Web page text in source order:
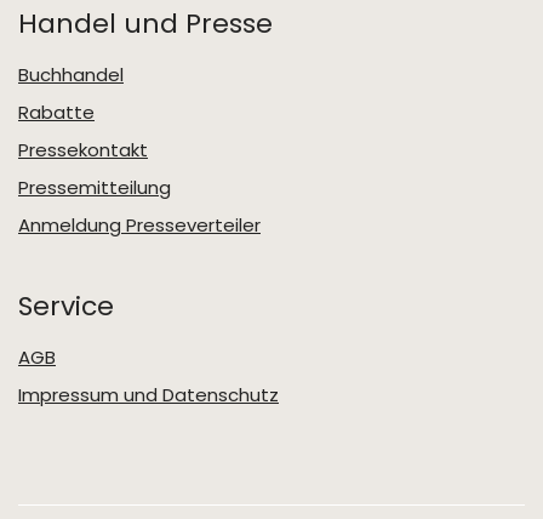
Handel und Presse
Buchhandel
Rabatte
Pressekontakt
Pressemitteilung
Anmeldung Presseverteiler
Service
AGB
Impressum und Datenschutz